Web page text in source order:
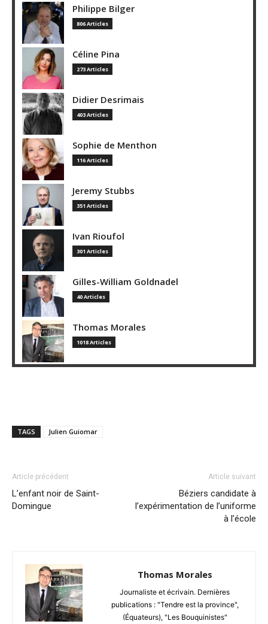
Philippe Bilger
806 Articles
Céline Pina
273 Articles
Didier Desrimais
403 Articles
Sophie de Menthon
116 Articles
Jeremy Stubbs
351 Articles
Ivan Rioufol
301 Articles
Gilles-William Goldnadel
40 Articles
Thomas Morales
1018 Articles
TAGS Julien Guiomar
Article précédent
L’enfant noir de Saint-
Domingue
Article suivant
Béziers candidate à
l’expérimentation de l’uniforme
à l’école
Thomas Morales
Journaliste et écrivain. Dernières
publications : "Tendre est la province",
(Équateurs), "Les Bouquinistes"